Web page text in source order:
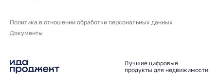
Политика в отношении обработки персональных данных
Документы
Лучшие цифровые
продукты для недвижимости